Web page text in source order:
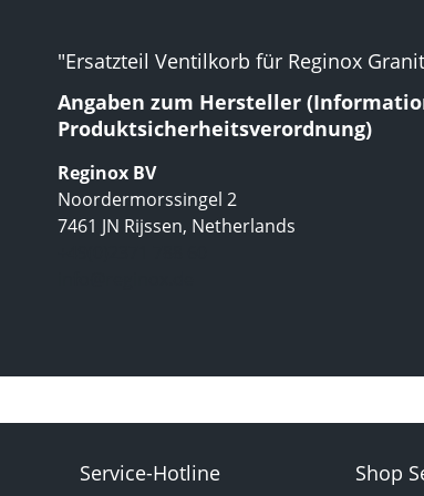
"Ersatzteil Ventilkorb für Reginox
Angaben zum Hersteller
Produktsicherheitsverordnung)
Reginox BV
Noordermorssingel 2
7461 JN Rijssen, Netherlands
Service-Hotline Shop